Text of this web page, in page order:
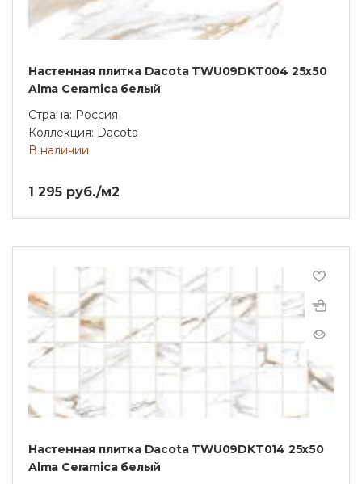
Настенная плитка Dacota TWU09DKT004 25х50
Alma Ceramica белый
Страна: Россия
Коллекция: Dacota
В наличии
1 295 руб./м2
Настенная плитка Dacota TWU09DKT014 25х50
Alma Ceramica белый